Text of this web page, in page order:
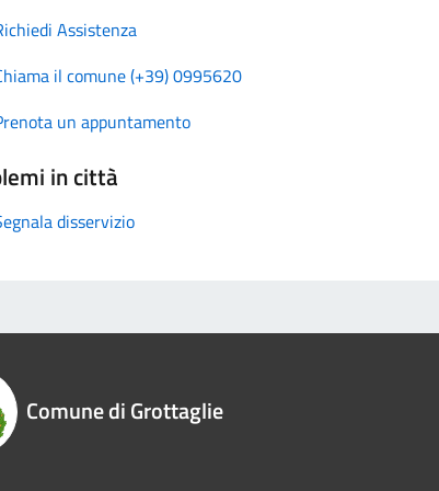
Assistenza
il comune (+39) 0995620
un appuntamento
in città
disservizio
Comune di Grottaglie